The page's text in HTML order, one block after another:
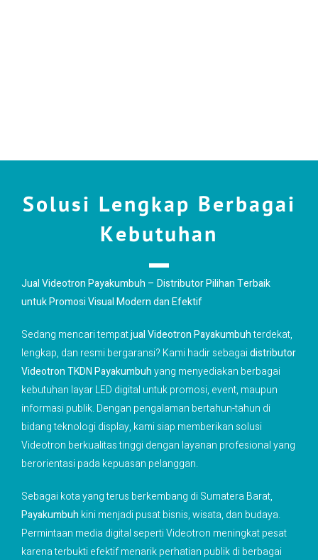
Solusi Lengkap Berbagai
Kebutuhan
Jual Videotron Payakumbuh – Distributor Pilihan Terbaik
untuk Promosi Visual Modern dan Efektif
Sedang mencari tempatjual Videotron Payakumbuhterdekat,
lengkap, dan resmi bergaransi? Kami hadir sebagaidistributor
Videotron TKDN Payakumbuhyang menyediakan berbagai
kebutuhan layar LED digital untuk promosi, event, maupun
informasi publik. Dengan pengalaman bertahun-tahun di
bidang teknologi display, kami siap memberikan solusi
Videotron berkualitas tinggi dengan layanan profesional yang
berorientasi pada kepuasan pelanggan.
Sebagai kota yang terus berkembang di Sumatera Barat,
Payakumbuh kini menjadi pusat bisnis, wisata, dan budaya.
Permintaan media digital seperti Videotron meningkat pesat
karena terbukti efektif menarik perhatian publik di berbagai